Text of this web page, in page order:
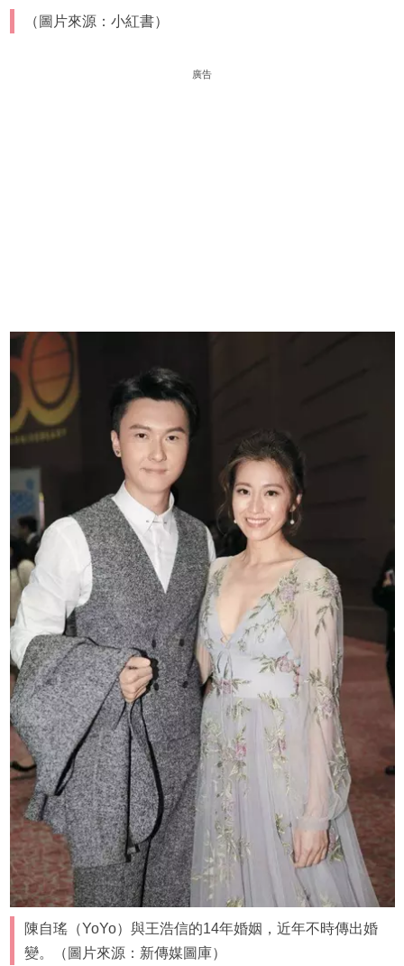
（圖片來源：小紅書）
廣告
陳自瑤（YoYo）與王浩信的14年婚姻，近年不時傳出婚
變。（圖片來源：新傳媒圖庫）